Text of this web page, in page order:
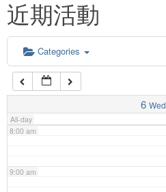
近期活動
Categories
6 Wed
All-day
5:00 am
6:00 am
7:00 am
8:00 am
9:00 am